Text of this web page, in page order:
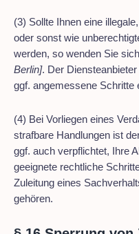
(3) Sollte Ihnen eine
oder sonst wie
werden, so wenden Sie
Berlin]. Der
ggf. angemessene Schritte
(4) Bei Vorliegen eines
strafbare Handlungen ist
ggf. auch verpflichtet, Ihre
geeignete rechtliche
Zuleitung eines
gehören.